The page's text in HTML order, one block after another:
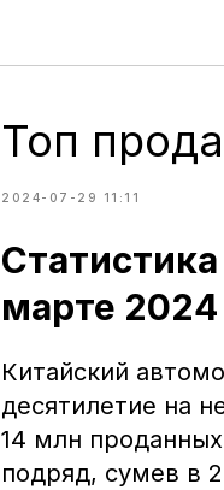
Топ
2024-07-29 11:11
марте 2024
Китайский
десятилетие на
14 млн
подряд, сумев в